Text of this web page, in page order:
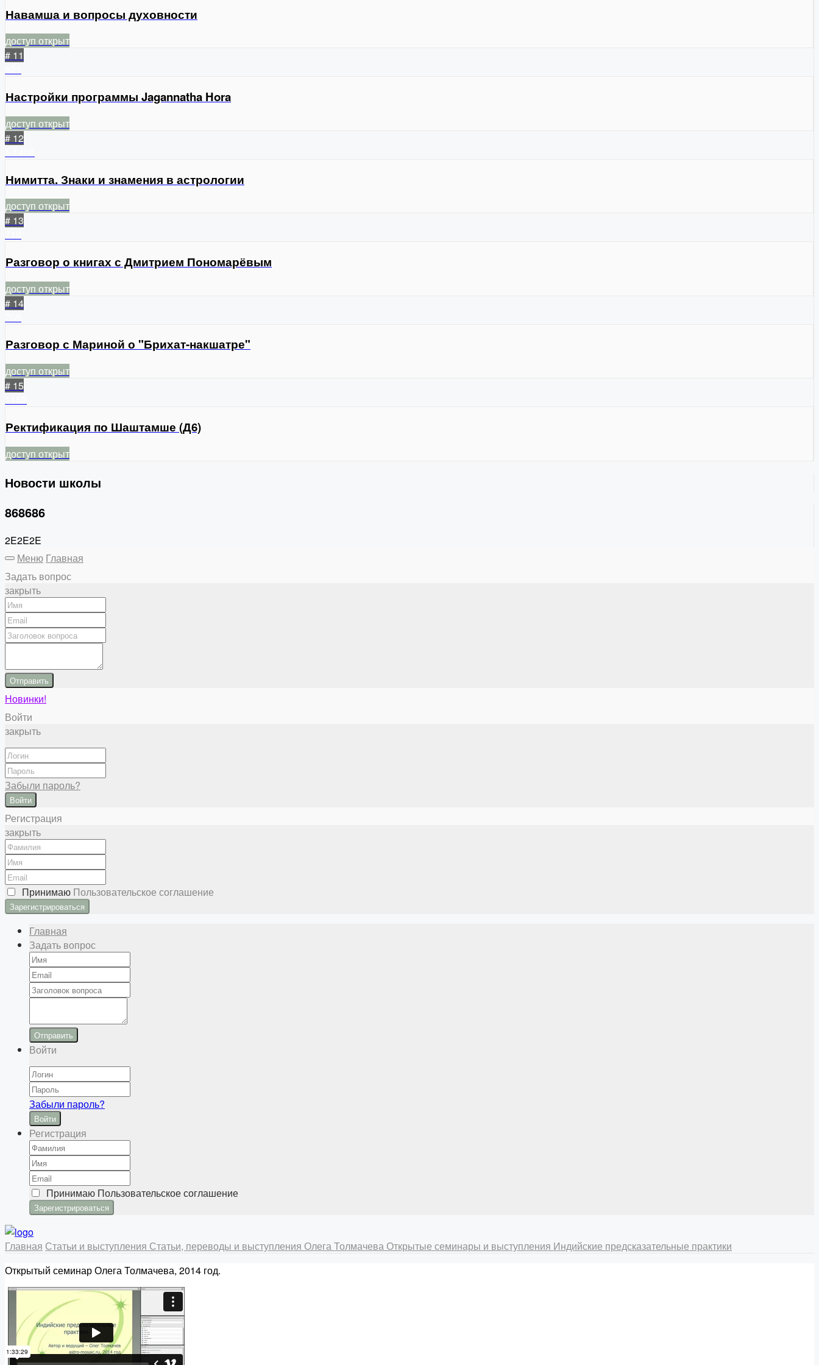
Навамша и вопросы духовности
доступ открыт
# 11
Настройки программы Jagannatha Hora
доступ открыт
# 12
Нимитта. Знаки и знамения в астрологии
доступ открыт
# 13
Разговор о книгах с Дмитрием Пономарёвым
доступ открыт
# 14
Разговор с Мариной о "Брихат-накшатре"
доступ открыт
# 15
Ректификация по Шаштамше (Д6)
доступ открыт
Новости школы
868686
2E2E2E
Меню Главная
Задать вопрос
закрыть
Отправить
Новинки!
Войти
закрыть
Забыли пароль?
Войти
Регистрация
закрыть
Принимаю Пользовательское соглашение
Главная
Задать вопрос
Отправить
Войти
Забыли пароль?
Войти
Регистрация
Принимаю Пользовательское соглашение
Главная Статьи и выступления Статьи, переводы и выступления Олега Толмачева Открытые семинары и выступления Индийские предсказательные практики
Открытый семинар Олега Толмачева, 2014 год.